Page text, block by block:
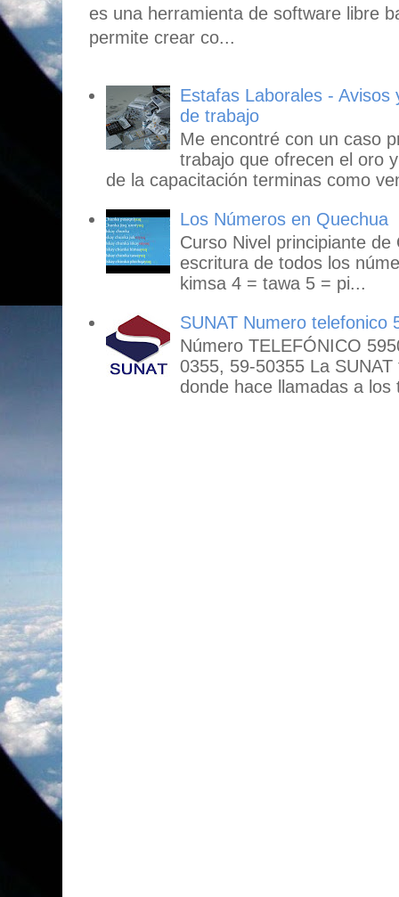
es una herramienta de software libre
permite crear co...
Estafas Laborales -
de trabajo
Me encontré con un caso
trabajo que ofrecen el oro
de la capacitación terminas como
Los Números en Quechua
Curso Nivel principiante
escritura de todos los
kimsa 4 = tawa 5 = pi...
SUNAT Numero telefonico
Número TELEFÓNICO
0355, 59-50355 La
donde hace llamadas a los